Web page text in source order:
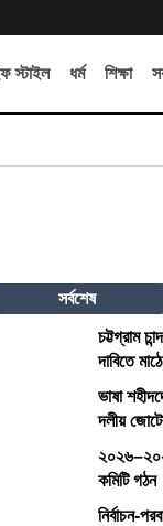
স্টাইল ধর্ম শিক্ষা
সর্বশেষ
চট্টগ্রাম
দাবিতে
ভাষা
দলীয়
কমিটি গঠন
নির্বাচন-